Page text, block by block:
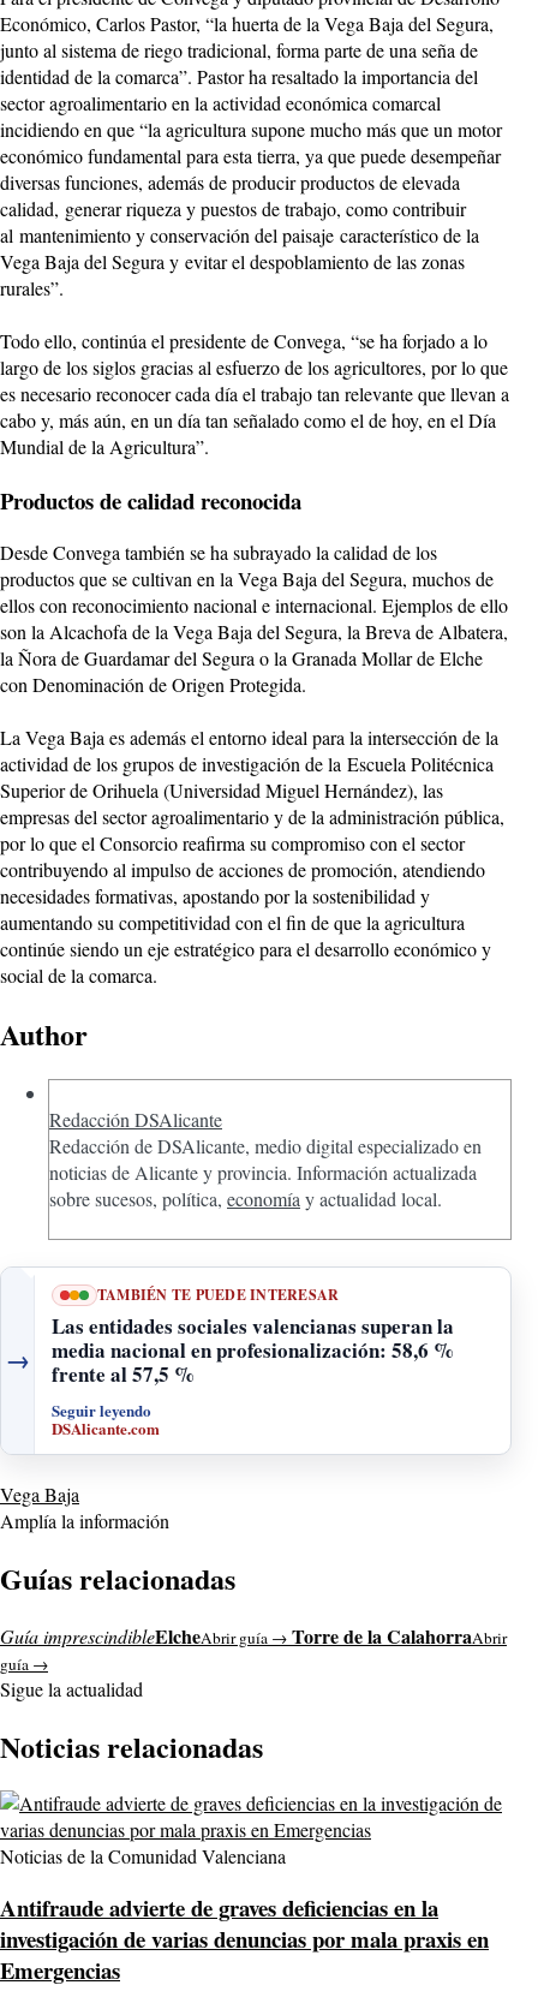
Económico, Carlos Pastor, “la huerta de la Vega Baja del Segura,
junto al sistema de riego tradicional, forma parte de una seña de
identidad de la comarca”. Pastor ha resaltado la importancia del
sector agroalimentario en la actividad económica comarcal
incidiendo en que “la agricultura supone mucho más que un motor
económico fundamental para esta tierra, ya que puede desempeñar
diversas funciones, además de producir productos de elevada
calidad, generar riqueza y puestos de trabajo, como contribuir
al mantenimiento y conservación del paisaje característico de la
Vega Baja del Segura y evitar el despoblamiento de las zonas
rurales”.
Todo ello, continúa el presidente de Convega, “se ha forjado a lo
largo de los siglos gracias al esfuerzo de los agricultores, por lo que
es necesario reconocer cada día el trabajo tan relevante que llevan a
cabo y, más aún, en un día tan señalado como el de hoy, en el Día
Mundial de la Agricultura”.
Productos de calidad reconocida
Desde Convega también se ha subrayado la calidad de los
productos que se cultivan en la Vega Baja del Segura, muchos de
ellos con reconocimiento nacional e internacional. Ejemplos de ello
son la Alcachofa de la Vega Baja del Segura, la Breva de Albatera,
la Ñora de Guardamar del Segura o la Granada Mollar de Elche
con Denominación de Origen Protegida.
La Vega Baja es además el entorno ideal para la intersección de la
actividad de los grupos de investigación de la Escuela Politécnica
Superior de Orihuela (Universidad Miguel Hernández), las
empresas del sector agroalimentario y de la administración pública,
por lo que el Consorcio reafirma su compromiso con el sector
contribuyendo al impulso de acciones de promoción, atendiendo
necesidades formativas, apostando por la sostenibilidad y
aumentando su competitividad con el fin de que la agricultura
continúe siendo un eje estratégico para el desarrollo económico y
social de la comarca.
Author
Redacción DSAlicante
Redacción de DSAlicante, medio digital especializado en
noticias de Alicante y provincia. Información actualizada
sobre sucesos, política, economíay actualidad local.
→
TAMBIÉN TE PUEDE INTERESAR
Las entidades sociales valencianas superan la
media nacional en profesionalización: 58,6 %
frente al 57,5 %
Seguir leyendo
DSAlicante.com
Vega Baja
Amplía la información
Guías relacionadas
Guía imprescindibleElcheAbrir guía → Torre de la CalahorraAbrir
guía →
Sigue la actualidad
Noticias relacionadas
Noticias de la Comunidad Valenciana
Antifraude advierte de graves deficiencias en la
investigación de varias denuncias por mala praxis en
Emergencias